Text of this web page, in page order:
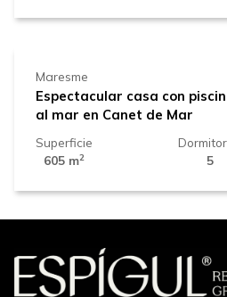
1.350.000 €
Maresme
Espectacular casa con
al mar en Canet de Mar
Superficie
605 m2
5